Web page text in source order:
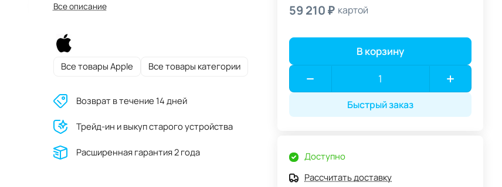
Все описание
Все товары Apple Все товары категории
Возврат в течение 14 дней
Трейд-ин и выкуп старого устройства
Расширенная гарантия 2 года
59 210 ₽ картой
В корзину
Быстрый заказ
Доступно
Рассчитать доставку